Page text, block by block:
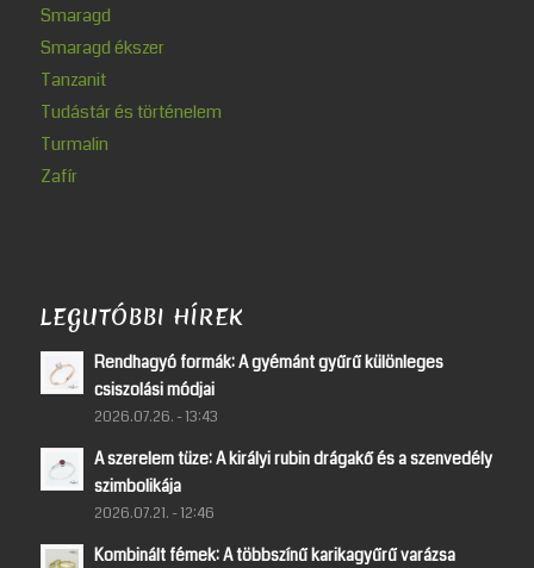
Smaragd
Smaragd ékszer
Tanzanit
Tudástár és történelem
Turmalin
Zafír
LEGUTÓBBI HÍREK
Rendhagyó formák: A gyémánt gyűrű különleges
csiszolási módjai
2026.07.26. - 13:43
A szerelem tüze: A királyi rubin drágakő és a szenvedély
szimbolikája
2026.07.21. - 12:46
Kombinált fémek: A többszínű karikagyűrű varázsa